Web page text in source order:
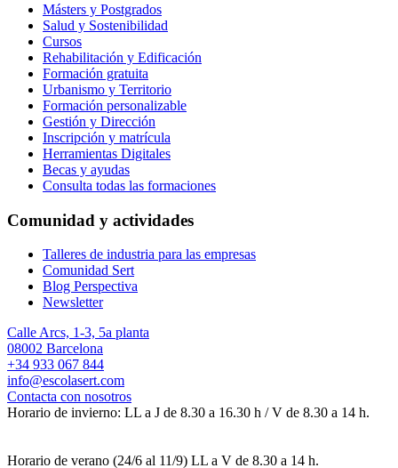
Másters y Postgrados
Salud y Sostenibilidad
Cursos
Rehabilitación y Edificación
Formación gratuita
Urbanismo y Territorio
Formación personalizable
Gestión y Dirección
Inscripción y matrícula
Herramientas Digitales
Becas y ayudas
Consulta todas las formaciones
Comunidad y actividades
Talleres de industria para las empresas
Comunidad Sert
Blog Perspectiva
Newsletter
Calle Arcs, 1-3, 5a planta
08002 Barcelona
+34 933 067 844
info@escolasert.com
Contacta con nosotros
Horario de invierno: LL a J de 8.30 a 16.30 h / V de 8.30 a 14 h.
Horario de verano (24/6 al 11/9) LL a V de 8.30 a 14 h.